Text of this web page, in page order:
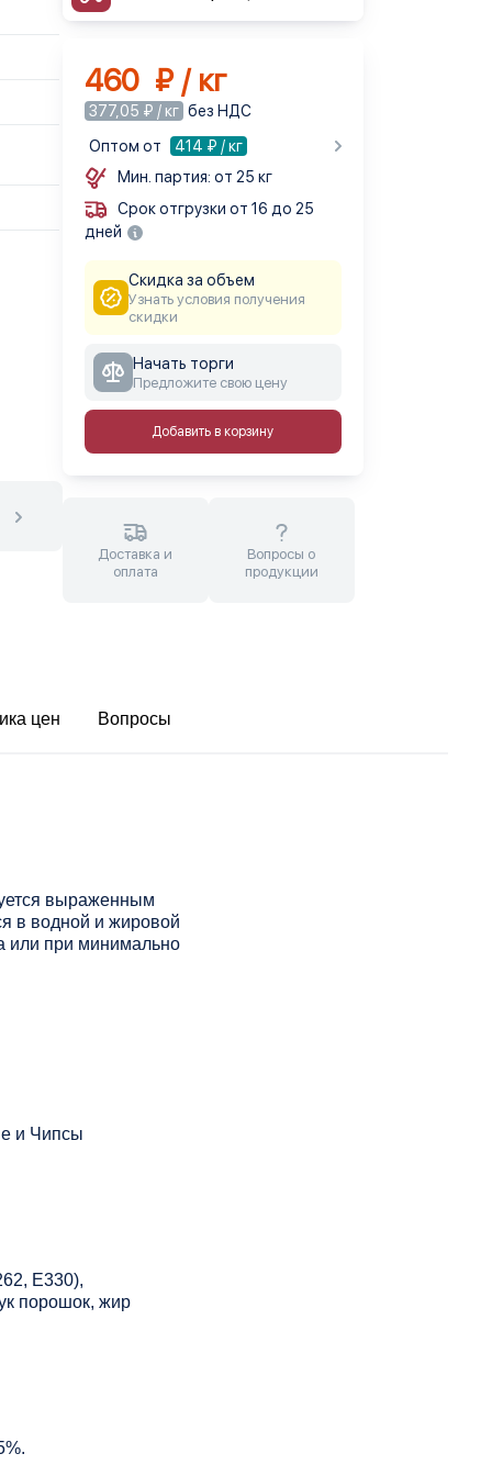
460 ₽ / кг
377,05 ₽ / кг без НДС
Оптом от
414 ₽ / кг
Мин. партия: от 25 кг
Срок отгрузки от 16 до 25
дней
Скидка за объем
Узнать условия получения
скидки
Начать торги
Предложите свою цену
Добавить в корзину
Доставка и
оплата
Вопросы о
продукции
цен Вопросы
выраженным
в водной и жировой
или при минимально
и Чипсы
Е330),
порошок, жир